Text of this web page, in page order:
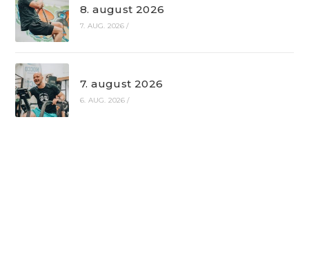
8. august 2026
7. AUG. 2026 /
7. august 2026
6. AUG. 2026 /